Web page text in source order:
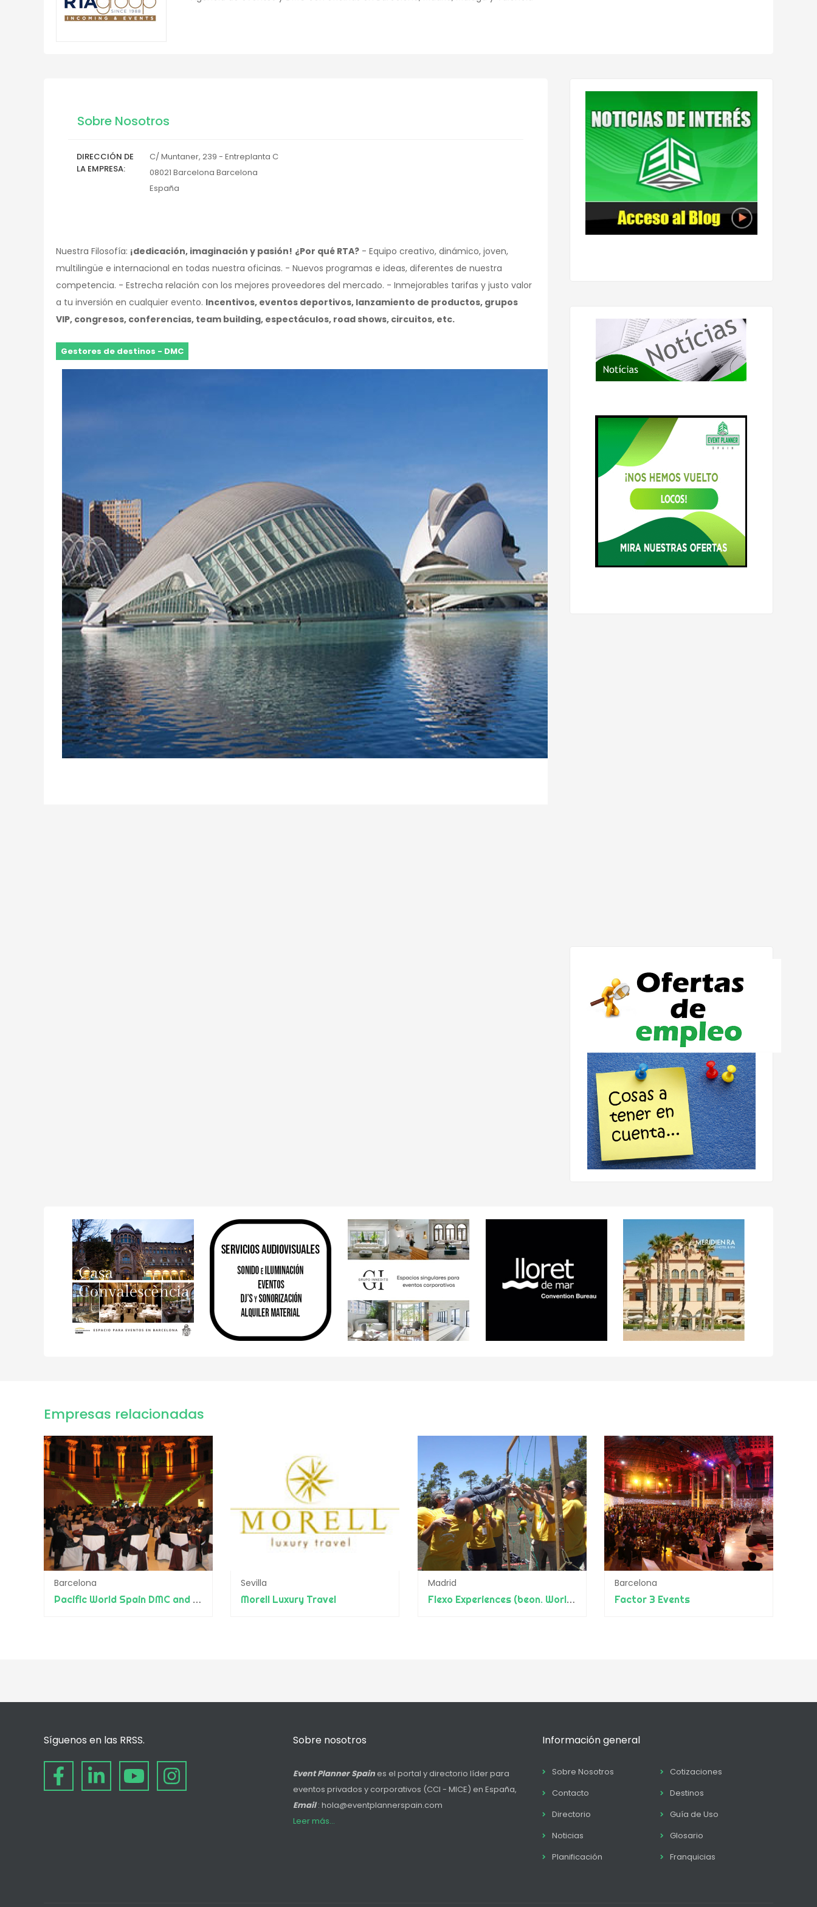
Sobre Nosotros
DIRECCIÓN DE
LA EMPRESA
C/ Muntaner, 239 - Entreplanta C
08021 Barcelona Barcelona
España
Nuestra Filosofía: ¡dedicación, imaginación y pasión! ¿Por qué RTA? - Equipo creativo, dinámico, joven,
multilingüe e internacional en todas nuestra oficinas. - Nuevos programas e ideas, diferentes de nuestra
competencia. - Estrecha relación con los mejores proveedores del mercado. - Inmejorables tarifas y justo valor
a tu inversión en cualquier evento. Incentivos, eventos deportivos, lanzamiento de productos, grupos
VIP, congresos, conferencias, team building, espectáculos, road shows, circuitos, etc.
Gestores de destinos - DMC
Empresas relacionadas
Barcelona
Pacific World Spain DMC and PCO
Sevilla
Morell Luxury Travel
Madrid
Flexo Experiences (beon. Worldwide)
Barcelona
Factor 3 Events
Síguenos en las RRSS. Sobre nosotros
Event Planner Spaines el portal y directorio líder para
eventos privados y corporativos (CCI - MICE) en España,
Email: hola@eventplannerspain.com
Leer más...
Información general
Sobre Nosotros
Cotizaciones
Contacto
Destinos
Directorio
Guía de Uso
Noticias
Glosario
Planificación
Franquicias